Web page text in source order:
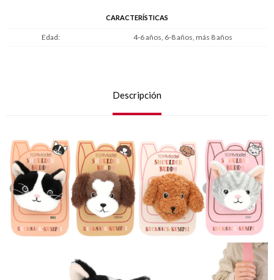
CARACTERÍSTICAS
Edad 4-6 años, 6-8 años, más 8 años
Descripción